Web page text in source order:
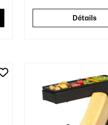
Détails